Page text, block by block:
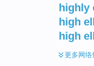
highly
high
high
更多网络